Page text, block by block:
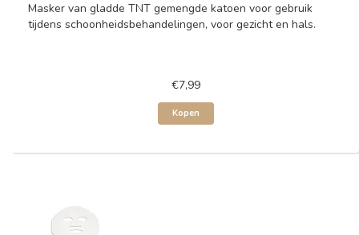
Masker van gladde TNT gemengde katoen voor gebruik
tijdens schoonheidsbehandelingen, voor gezicht en hals.
€7,99
Kopen